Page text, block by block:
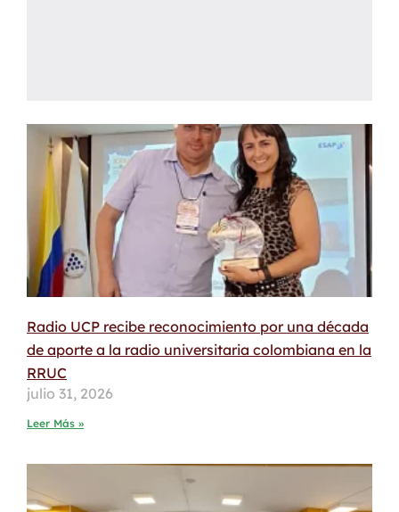
Radio UCP recibe reconocimiento por una década
de aporte a la radio universitaria colombiana en la
RRUC
julio 31, 2026
Leer Más »